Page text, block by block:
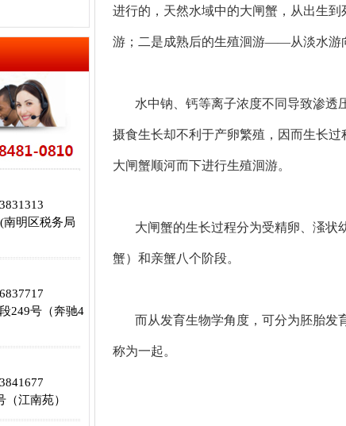
南明区税务局
249号（奔驰4
江南苑）
进行的，天然水域中的大闸蟹，从出生
游；二是成熟后的生殖洄游——从淡水游
水中钠、钙等离子浓度不同导致渗透
摄食生长却不利于产卵繁殖，因而生长
大闸蟹顺河而下进行生殖洄游。
大闸蟹的生长过程分为受精卵、溞状
蟹）和亲蟹八个阶段。
而从发育生物学角度，可分为胚胎发
称为一起。